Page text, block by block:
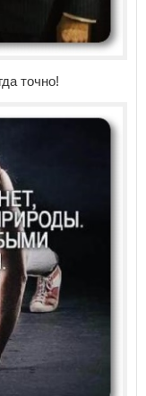
точно!